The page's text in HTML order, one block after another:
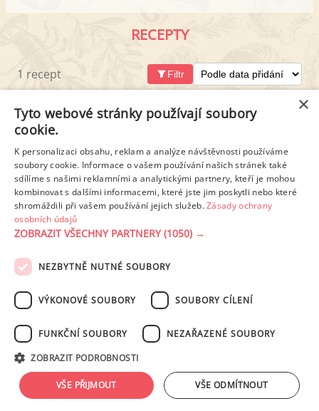
RECEPTY
1 recept Filtr
PODMÍNKY UŽITÍ ZÁSADY OCHRANY OSOBNÍCH ÚDAJŮ
NASTAVENÍ COOKIES
tohoto serveru je bez písemného souhlasu provozovatele zakázáno.
Design: Eva Roverová
×
Tyto webové stránky používají soubory
cookie.
K personalizaci obsahu, reklam a analýze návštěvnosti používáme
soubory cookie. Informace o vašem používání našich stránek také
sdílíme s našimi reklamními a analytickými partnery, kteří je mohou
kombinovat s dalšími informacemi, které jste jim poskytli nebo které
shromáždili při vašem používání jejich služeb.Zásady ochrany
osobních údajů
ZOBRAZIT VŠECHNY PARTNERY(1050) →
NEZBYTNĚ NUTNÉ SOUBORY
VÝKONOVÉ SOUBORY SOUBORY CÍLENÍ
FUNKČNÍ SOUBORY NEZAŘAZENÉ SOUBORY
ZOBRAZIT PODROBNOSTI
VŠE PŘIJMOUT VŠE ODMÍTNOUT